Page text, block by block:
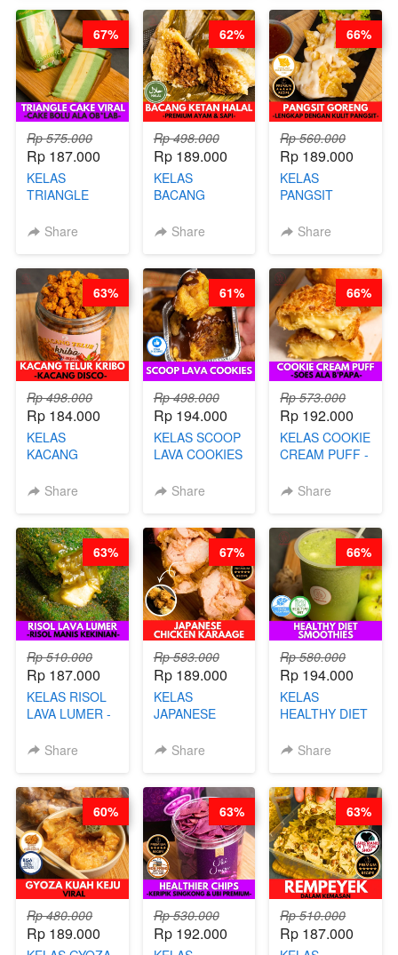
DALAM
KALENG-BY
CHEF DITA
JUNI)
Rp 575.000
Rp 187.000
KELAS
TRIANGLE
CAKE BOLU
Share
67%
Rp 498.000
Rp 189.000
KELAS
BACANG
PREMIUM
Share
62%
Rp 560.000
Rp 189.000
KELAS
PANGSIT
LENGKAP
PANGSIT -BY
CHEF DITA
Share
66%
Rp 498.000
Rp 184.000
KELAS
KACANG
KACANG
Share
63%
Rp 498.000
Rp 194.000
KELAS SCOOP
LAVA COOKIES
Share
61%
Rp 573.000
Rp 192.000
KELAS COOKIE
CREAM PUFF -
B’PAPA-BY
Share
66%
Rp 510.000
Rp 187.000
KELAS RISOL
LAVA LUMER -
KEKINIAN-BY
Share
63%
Rp 583.000
Rp 189.000
KELAS
JAPANESE
KARAAGE - BY
Share
67%
Rp 580.000
Rp 194.000
KELAS
HEALTHY DIET
BY BARISTA
Share
66%
Rp 480.000
Rp 189.000
60%
Rp 530.000
Rp 192.000
63%
Rp 510.000
Rp 187.000
63%